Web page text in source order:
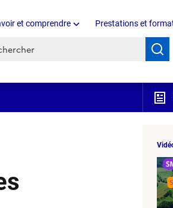
et comprendre Prestations et
par mots clés